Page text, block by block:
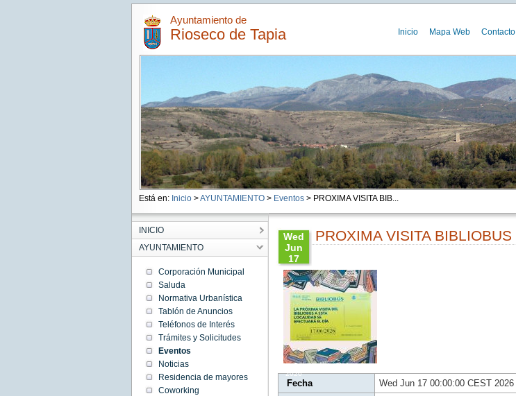
Ayuntamiento de
Rioseco de Tapia Inicio Mapa Web Contacto
Está en: Inicio >AYUNTAMIENTO> Eventos> PROXIMA VISITA BIB...
INICIO
AYUNTAMIENTO
Corporación Municipal
Saluda
Normativa Urbanística
Tablón de Anuncios
Teléfonos de Interés
Trámites y Solicitudes
Eventos
Noticias
Residencia de mayores
Coworking
Wed
Jun
17
00:00:00
CEST
2026
Wed
Jun 17
00:00:00
CEST
2026
Wed Jun
17
00:00:00
CEST
2026
PROXIMA VISITA BIBLIOBUS
Fecha
Wed Jun 17 00:00:00 CEST 2026